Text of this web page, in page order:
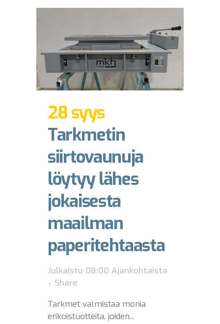
28 syys
Tarkmetin
siirtovaunuja
löytyy lähes
jokaisesta
maailman
paperitehtaasta
Julkaistu 08:00 Ajankohtaista
Share
Tarkmet valmistaa monia
erikoistuotteita, joiden...